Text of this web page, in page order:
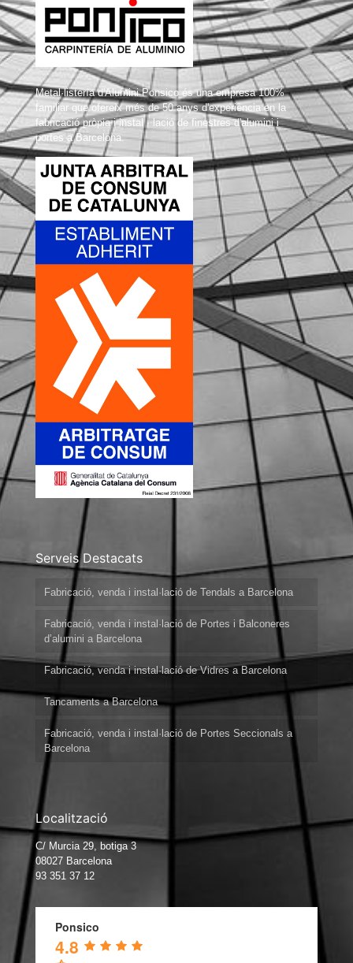
Metal·listería d'Alumini Ponsico és una empresa 100%
familiar que ofereix més de 50 anys d'experiència en la
fabricació pròpia i instal · lació de finestres d'alumini i
portes a Barcelona.
Serveis Destacats
Fabricació, venda i instal·lació de Tendals a Barcelona
Fabricació, venda i instal·lació de Portes i Balconeres
d’alumini a Barcelona
Fabricació, venda i instal·lació de Vidres a Barcelona
Tancaments a Barcelona
Fabricació, venda i instal·lació de Portes Seccionals a
Barcelona
Localització
C/ Murcia 29, botiga 3
08027 Barcelona
93 351 37 12
Ponsico
4.8